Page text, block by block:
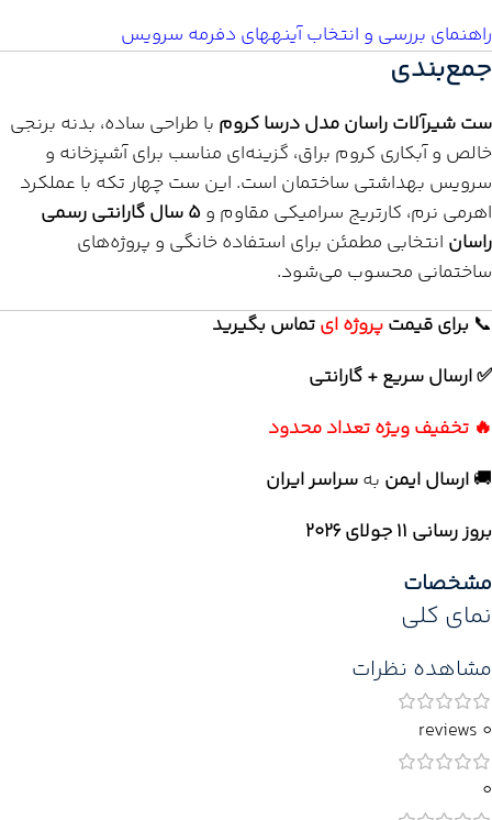
راهنمای بررسی و انتخاب آینههای دفرمه سرویس
جمع‌بندی
ست شیرآلات راسان مدل درسا کروم با طراحی ساده، بدنه برنجی
خالص و آبکاری کروم براق، گزینه‌ای مناسب برای آشپزخانه و
سرویس بهداشتی ساختمان است. این ست چهار تکه با عملکرد
اهرمی نرم، کارتریج سرامیکی مقاوم و
۵ سال گارانتی رسمی
راسان انتخابی مطمئن برای استفاده خانگی و پروژه‌های
ساختمانی محسوب می‌شود.
📞 برایقیمتپروژه ایتماس بگیرید
✅ ارسال سریع + گارانتی
🔥 تخفیف ویژه تعداد محدود
🚚ارسال ایمن بهسراسر ایران
بروز رسانی 11 جولای ۲۰۲۶
مشخصات
نمای کلی
مشاهده نظرات
0 reviews
0